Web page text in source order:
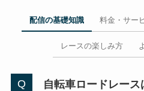
配信の基礎知識 料金・サー
レースの楽しみ方
自転車ロードレー